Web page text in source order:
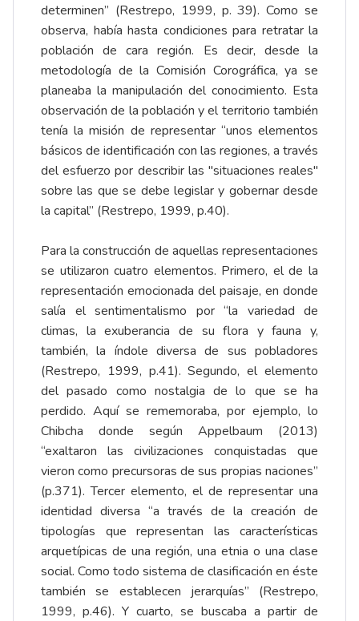
determinen” (Restrepo, 1999, p. 39). Como se
observa, había hasta condiciones para retratar la
población de cara región. Es decir, desde la
metodología de la Comisión Corográfica, ya se
planeaba la manipulación del conocimiento. Esta
observación de la población y el territorio también
tenía la misión de representar “unos elementos
básicos de identificación con las regiones, a través
del esfuerzo por describir las "situaciones reales"
sobre las que se debe legislar y gobernar desde
la capital” (Restrepo, 1999, p.40).
Para la construcción de aquellas representaciones
se utilizaron cuatro elementos. Primero, el de la
representación emocionada del paisaje, en donde
salía el sentimentalismo por “la variedad de
climas, la exuberancia de su flora y fauna y,
también, la índole diversa de sus pobladores
(Restrepo, 1999, p.41). Segundo, el elemento
del pasado como nostalgia de lo que se ha
perdido. Aquí se rememoraba, por ejemplo, lo
Chibcha donde según Appelbaum (2013)
“exaltaron las civilizaciones conquistadas que
vieron como precursoras de sus propias naciones”
(p.371). Tercer elemento, el de representar una
identidad diversa “a través de la creación de
tipologías que representan las características
arquetípicas de una región, una etnia o una clase
social. Como todo sistema de clasificación en éste
también se establecen jerarquías” (Restrepo,
1999, p.46). Y cuarto, se buscaba a partir de